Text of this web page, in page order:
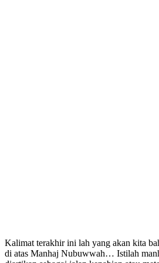
Kalimat terakhir ini lah yang akan kita
di atas Manhaj Nubuwwah… Istilah